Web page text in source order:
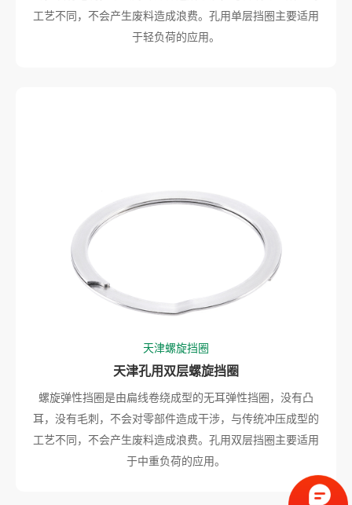
工艺不同，不会产生废料造成浪费。孔用单层挡圈主要适用
于轻负荷的应用。
天津螺旋挡圈
天津孔用双层螺旋挡圈
螺旋弹性挡圈是由扁线卷绕成型的无耳弹性挡圈，没有凸
耳，没有毛刺，不会对零部件造成干涉，与传统冲压成型的
工艺不同，不会产生废料造成浪费。孔用双层挡圈主要适用
于中重负荷的应用。